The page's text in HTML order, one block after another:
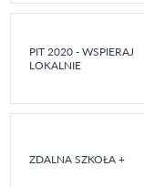
PIT 2020 - WSPIERAJ
LOKALNIE
ZDALNA SZKOŁA +